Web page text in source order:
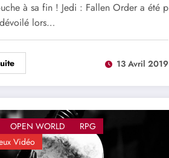
à sa fin ! Jedi : Fallen Order a été p
lors…
13 Avril 2019
OPEN WORLD
RPG
Vidéo